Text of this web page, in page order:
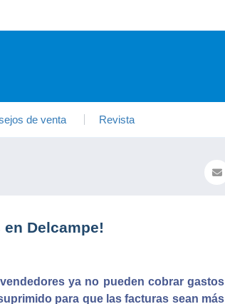
de venta Revista
Delcampe!
ya no pueden cobrar gastos
para que las facturas sean más